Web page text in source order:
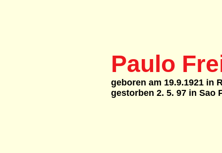
Paulo
geboren am 19.9.1921 in
gestorben 2. 5. 97 in Sao